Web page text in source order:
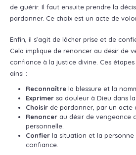
de guérir. Il faut ensuite prendre la
pardonner. Ce choix est un acte de
Enfin, il s’agit de lâcher prise et de
Cela implique de renoncer au désir de
confiance à la justice divine. Ces
ainsi :
Reconnaître la blessure et la
Exprimer sa douleur à Dieu dans la
Choisir de pardonner, par un acte
Renoncer au désir de vengeance
personnelle.
Confier la situation et la
confiance.